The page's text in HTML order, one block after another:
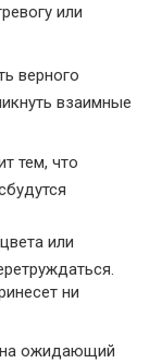
или
верного
взаимные
тем, что
или
ни
на ожидающий